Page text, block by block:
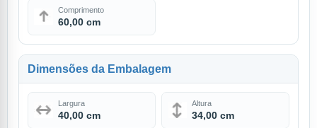
Comprimento
60,00 cm
Dimensões da Embalagem
Largura
40,00 cm
Altura
34,00 cm